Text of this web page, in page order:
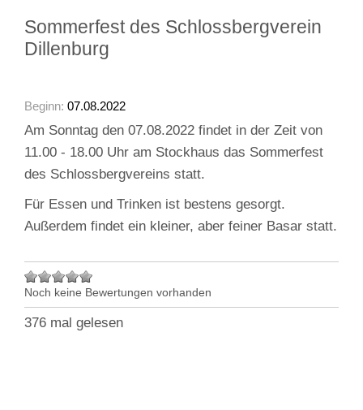
Sommerfest des Schlossbergverein
Dillenburg
Beginn: 07.08.2022
Am Sonntag den 07.08.2022 findet in der Zeit von
11.00 - 18.00 Uhr am Stockhaus das Sommerfest
des Schlossbergvereins statt.
Für Essen und Trinken ist bestens gesorgt.
Außerdem findet ein kleiner, aber feiner Basar statt.
Noch keine Bewertungen vorhanden
376 mal gelesen